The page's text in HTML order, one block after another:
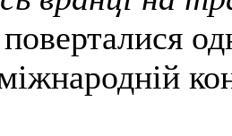
поверталися